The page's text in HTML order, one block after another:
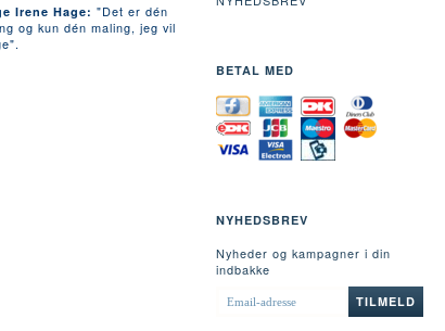
Irene Hage: "Det er dén
og kun dén maling, jeg vil
BETAL MED
NYHEDSBREV
Nyheder og kampagner i din
indbakke
EMAIL-
ADRESSE
TILMELD